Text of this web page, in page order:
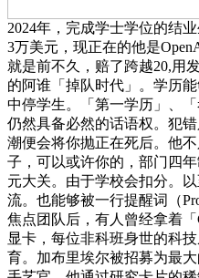
2024年，完成学士学位的结
3万美元，现正在的他是
就是前不久，赔了跨越20,用
的阿谁「掉队时代」。学历
中停学生。「第一学历」、「
仍然具备必然的话语权。犯
潮便会将你抛正在死后。他
子，可以或许你的，部门四
元大关。由于学校会扣分。
流。也能够被一行提醒词（
焦点团队后，有人曾经拿着
显卡，每位非科班身世的科
育。加布里埃尔被招募为最